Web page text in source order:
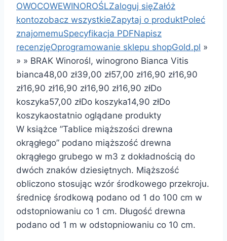
OWOCOWEWINOROŚLZaloguj sięZałóż
kontozobacz wszystkieZapytaj o produktPoleć
znajomemuSpecyfikacja PDFNapisz
recenzjęOprogramowanie sklepu shopGold.pl »
» » BRAK Winorośl, winogrono Bianca Vitis
bianca48,00 zł39,00 zł57,00 zł16,90 zł16,90
zł16,90 zł16,90 zł16,90 zł16,90 złDo
koszyka57,00 złDo koszyka14,90 złDo
koszykaostatnio oglądane produkty
W książce ”Tablice miąższości drewna
okrągłego” podano miąższość drewna
okrągłego grubego w m3 z dokładnością do
dwóch znaków dziesiętnych. Miąższość
obliczono stosując wzór środkowego przekroju.
średnicę środkową podano od 1 do 100 cm w
odstopniowaniu co 1 cm. Długość drewna
podano od 1 m w odstopniowaniu co 10 cm.